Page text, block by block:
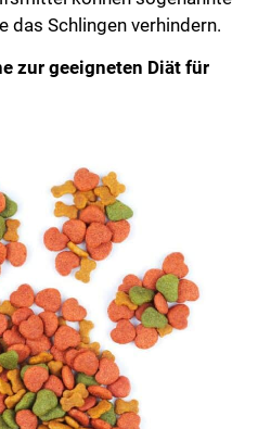
das Schlingen verhindern.
zur geeigneten Diät für